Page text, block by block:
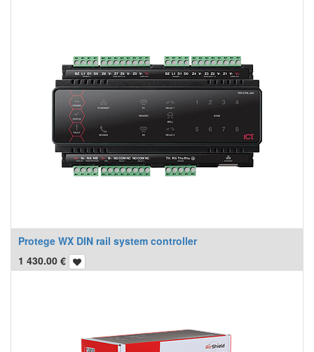
Protege WX DIN rail system controller
1 430.00 €